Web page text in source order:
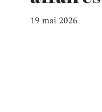
19 mai 2026